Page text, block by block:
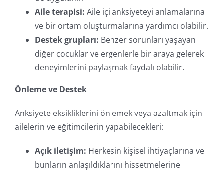
Aile terapisi: Aile içi anksiyeteyi anlamalarına
ve bir ortam oluşturmalarına yardımcı olabilir.
Destek grupları: Benzer sorunları yaşayan
diğer çocuklar ve ergenlerle bir araya gelerek
deneyimlerini paylaşmak faydalı olabilir.
Önleme ve Destek
Anksiyete eksikliklerini önlemek veya azaltmak için
ailelerin ve eğitimcilerin yapabilecekleri:
Açık iletişim: Herkesin kişisel ihtiyaçlarına ve
bunların anlaşıldıklarını hissetmelerine